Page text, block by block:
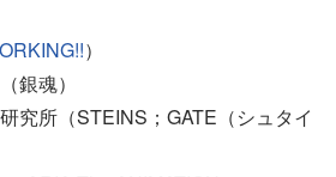
）
銀魂）
究所（STEINS；GATE（シュタイ